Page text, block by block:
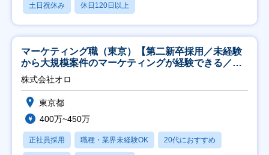
土日祝休み 休日120日以上
マーケティング職（東京）【第二新卒採用／未経験
から大規模案件のマーケティングが経験できる／研
修充実】
株式会社オロ
東京都
400万~450万
正社員採用 職種・業界未経験OK 20代におすすめ